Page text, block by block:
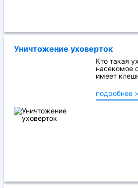
Уничтожение уховерток
Кто такая
насекомое
имеет
подробнее